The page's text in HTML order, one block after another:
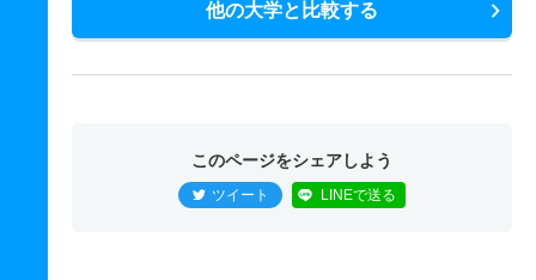
他の大学と比較する
このページをシェアしよう
ツイート LINEで送る